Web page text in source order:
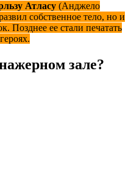
Атласу (Анджело
собственное тело, но и
Позднее ее стали печатать
зале?